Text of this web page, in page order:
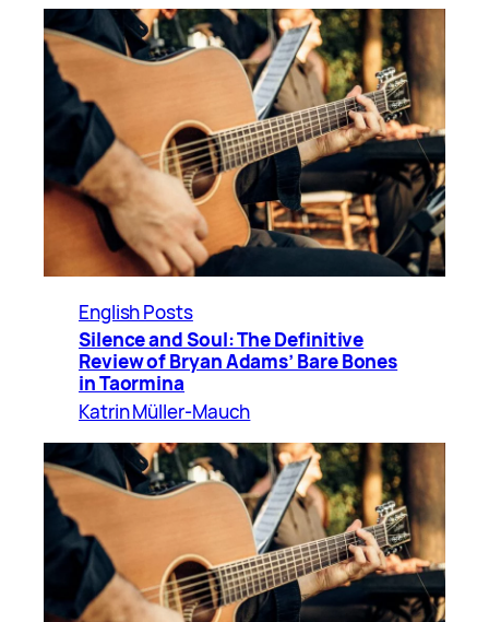
English Posts
Silence and Soul: The Definitive
Review of Bryan Adams’ Bare Bones
in Taormina
Katrin Müller-Mauch